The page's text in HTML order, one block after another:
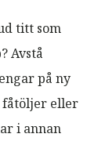
titt som
Avstå
på ny
fåtöljer eller
i annan